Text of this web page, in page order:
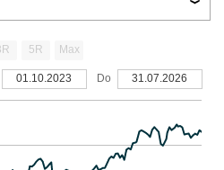
5R Max
01.10.2023 Do 31.07.2026